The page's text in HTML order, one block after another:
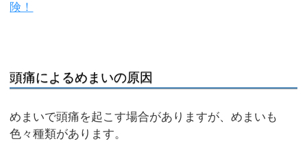
険！
頭痛によるめまいの原因
めまいで頭痛を起こす場合がありますが、めまいも
色々種類があります。